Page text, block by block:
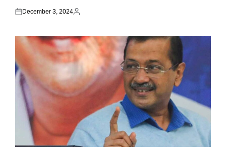
Posted
December 3, 2024
Posted